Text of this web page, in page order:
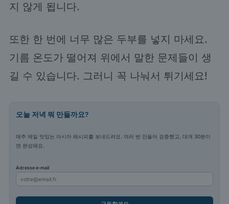
지 않게 됩니다.
또한 한 번에 너무 많은 두부를 넣지 마세요.
기름 온도가 떨어져 위에서 말한 문제들이 생
길 수 있습니다. 그러니 꼭 나눠서 튀기세요!
오늘 저녁 뭐 만들까요?
매주 제일 맛있는 아시아 레시피를 보내드려요. 여러 번 만들어 검증했고, 대개 30분이
면 완성돼요.
Adresse e-mail